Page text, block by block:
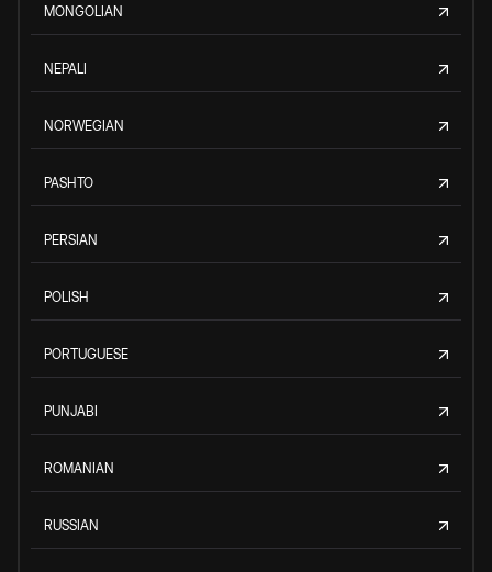
MONGOLIAN
NEPALI
NORWEGIAN
PASHTO
PERSIAN
POLISH
PORTUGUESE
PUNJABI
ROMANIAN
RUSSIAN